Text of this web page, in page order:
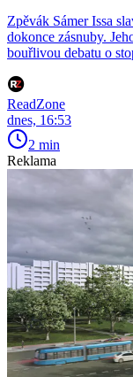
Zpěvák Sámer Issa
dokonce zásnuby.
bouřlivou debatu o
ReadZone
dnes, 16:53
2 min
Reklama